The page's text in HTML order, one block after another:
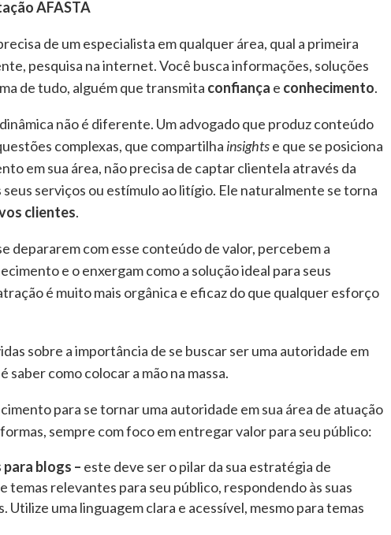
AFASTA
de um especialista em qualquer área, qual a primeira
pesquisa na internet. Você busca informações, soluções
de tudo, alguém que transmita confiança e conhecimento.
não é diferente. Um advogado que produz conteúdo
complexas, que compartilha insightse que se posiciona
em sua área, não precisa de captar clientela através da
serviços ou estímulo ao litígio. Ele naturalmente se torna
clientes.
depararem com esse conteúdo de valor, percebem a
e o enxergam como a solução ideal para seus
é muito mais orgânica e eficaz do que qualquer esforço
sobre a importância de se buscar ser uma autoridade em
saber como colocar a mão na massa.
para se tornar uma autoridade em sua área de atuação
sempre com foco em entregar valor para seu público:
blogs – este deve ser o pilar da sua estratégia de
temas relevantes para seu público, respondendo às suas
Utilize uma linguagem clara e acessível, mesmo para temas